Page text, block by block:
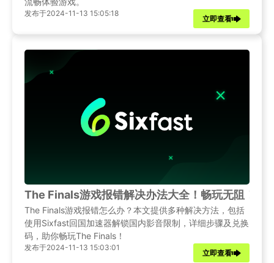
发布于2024-11-13 15:05:18
立即查看
The Finals游戏报错解决办法大全！畅玩无阻！
The Finals游戏报错怎么办？本文提供多种解决方法，包括
使用Sixfast回国加速器解锁国内影音限制，详细步骤及兑换
码，助你畅玩The Finals！
发布于2024-11-13 15:03:01
立即查看